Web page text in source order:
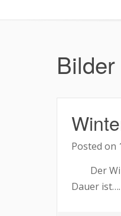
Bilder
Posted on
Der
Dauer ist….